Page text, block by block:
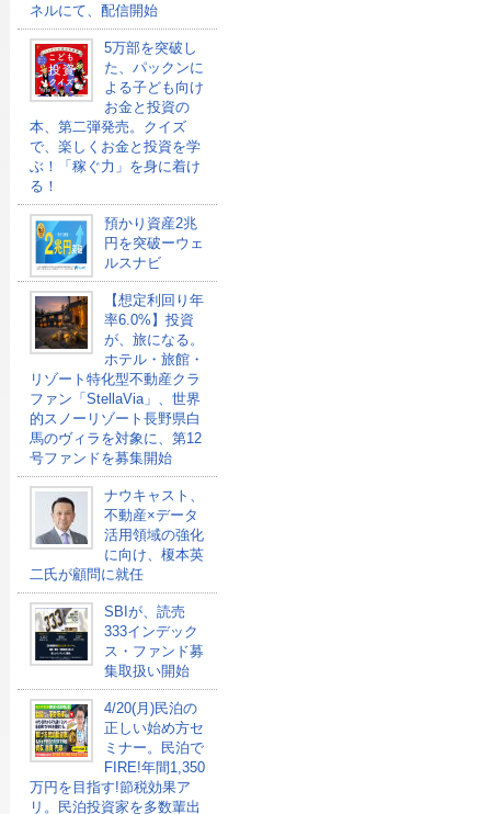
ネルにて、配信開始
5万部を突破し
た、パックンに
よる子ども向け
お金と投資の
本、第二弾発売。クイズ
で、楽しくお金と投資を学
ぶ！「稼ぐ力」を身に着け
る！
預かり資産2兆
円を突破ーウェ
ルスナビ
【想定利回り年
率6.0%】投資
が、旅になる。
ホテル・旅館・
リゾート特化型不動産クラ
ファン「StellaVia」、世界
的スノーリゾート長野県白
馬のヴィラを対象に、第12
号ファンドを募集開始
ナウキャスト、
不動産×データ
活用領域の強化
に向け、榎本英
二氏が顧問に就任
SBIが、読売
333インデック
ス・ファンド募
集取扱い開始
4/20(月)民泊の
正しい始め方セ
ミナー。民泊で
FIRE!年間1,350
万円を目指す!節税効果ア
リ。民泊投資家を多数輩出